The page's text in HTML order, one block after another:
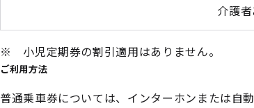
介護者
※ 小児定期券の割引適用はありません。
ご利用方法
普通乗車券については、インターホンまたは自